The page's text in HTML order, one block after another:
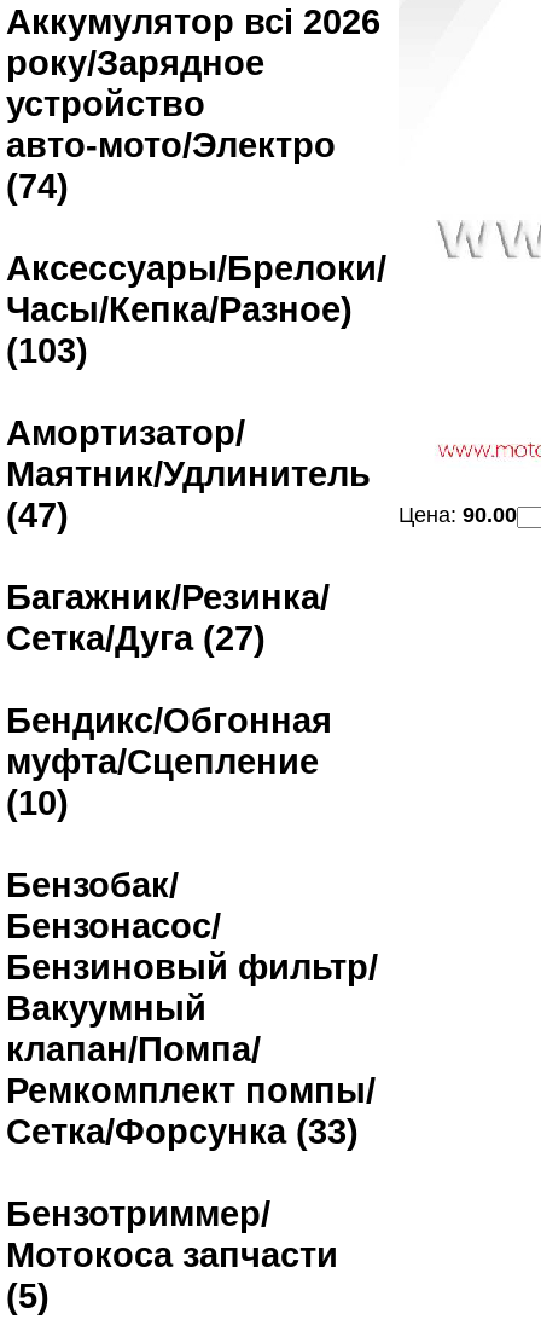
Аккумулятор всі 2026
року/Зарядное
устройство
авто-мото/Электро
(74)
Аксессуары/Брелоки/
Часы/Кепка/Разное)
(103)
Амортизатор/
Маятник/Удлинитель
(47)
Багажник/Резинка/
Сетка/Дуга (27)
Бендикс/Обгонная
муфта/Сцепление
(10)
Бензобак/
Бензонасос/
Бензиновый фильтр/
Вакуумный
клапан/Помпа/
Ремкомплект помпы/
Сетка/Форсунка (33)
Бензотриммер/
Мотокоса запчасти
(5)
Цена: 90.00